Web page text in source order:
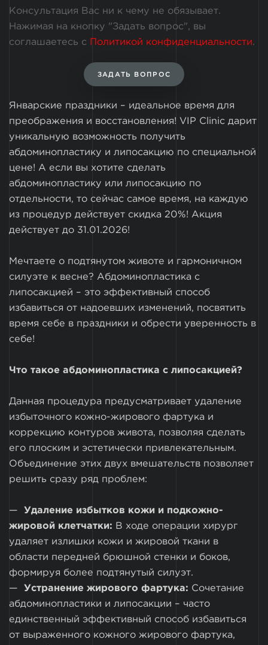
Консультация Вас ни к чему не обязывает.
Нажимая на кнопку "Задать вопрос", вы
соглашаетесь с
Политикой конфиденциальности.
ЗАДАТЬ ВОПРОС
Январские праздники – идеальное время для
преображения и восстановления! VIP Clinic дарит
уникальную возможность получить
абдоминопластику и липосакцию по специальной
цене! А если вы хотите сделать
абдоминопластику или липосакцию по
отдельности, то сейчас самое время, на каждую
из процедур действует скидка 20%! Акция
действует до 31.01.2026!
Мечтаете о подтянутом животе и гармоничном
силуэте к весне? Абдоминопластика с
липосакцией – это эффективный способ
избавиться от надоевших изменений, посвятить
время себе в праздники и обрести уверенность в
себе!
Что такое абдоминопластика с липосакцией?
Данная процедура предусматривает удаление
избыточного кожно-жирового фартука и
коррекцию контуров живота, позволяя сделать
его плоским и эстетически привлекательным.
Объединение этих двух вмешательств позволяет
решить сразу ряд проблем:
Удаление избытков кожи и подкожно-
жировой клетчатки: В ходе операции хирург
удаляет излишки кожи и жировой ткани в
области передней брюшной стенки и боков,
формируя более подтянутый силуэт.
Устранение жирового фартука: Сочетание
абдоминопластики и липосакции – часто
единственный эффективный способ избавиться
от выраженного кожного жирового фартука,